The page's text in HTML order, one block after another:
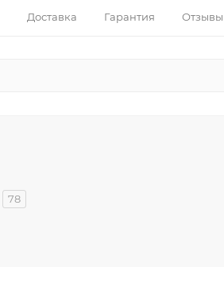
Доставка Гарантия Отзывы
78